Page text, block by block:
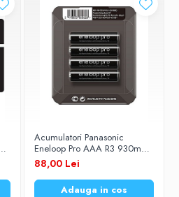
Acumulatori Panasonic
Eneloop Pro AAA R3 930mAh
1,2V Ni-MH BK-4HCDE/4LE
set 4 buc.
88,00 Lei
Adauga in cos